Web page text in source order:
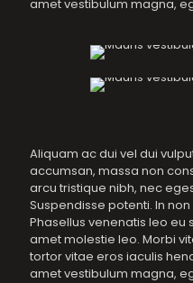
amet vestibulum magna,
Aliquam ac dui vel dui
accumsan, massa non
arcu tristique nibh, nec
Suspendisse potenti. In
Phasellus venenatis leo eu
amet molestie leo. Morbi
tortor vitae eros iaculis
amet vestibulum magna,